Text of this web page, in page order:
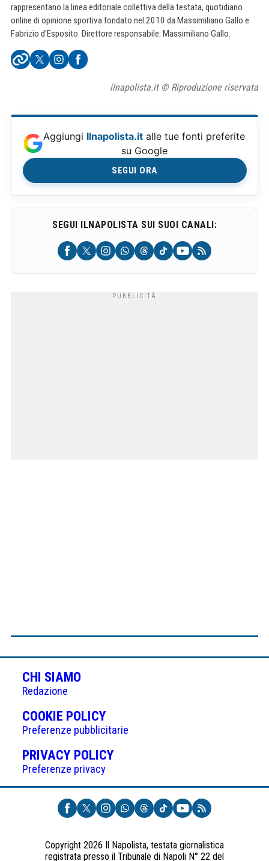
rappresentano la linea editoriale collettiva della testata, quotidiano
online di opinione sportiva fondato nel 2010 da Massimiliano Gallo e
Fabrizio d'Esposito. Direttore responsabile: Massimiliano Gallo.
ilnapolista.it © Riproduzione riservata
Aggiungi Ilnapolista.it alle tue fonti preferite
su Google
SEGUI ORA
SEGUI ILNAPOLISTA SUI SUOI CANALI:
CHI SIAMO
Redazione
COOKIE POLICY(APRE
IN
UNA
NUOVA
Preferenze pubblicitarie
PRIVACY POLICY(APRE
UNA
NUOVA
SCHEDA)
Preferenze privacy
Copyright 2026 Il Napolista, testata giornalistica
registrata presso il Tribunale di Napoli N° 22 del